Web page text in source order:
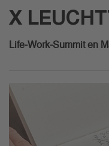
X
Life-Work-Summit en